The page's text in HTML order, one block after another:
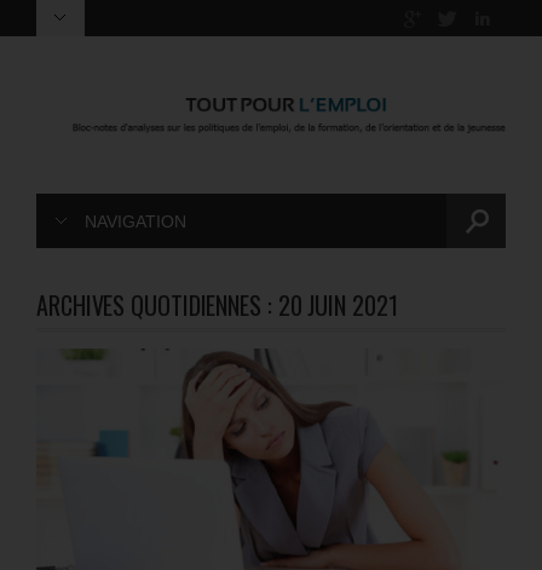
NAVIGATION
ARCHIVES QUOTIDIENNES : 20 JUIN 2021